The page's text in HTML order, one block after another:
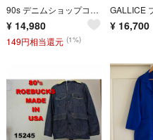
90s デニムショップコート ロングカバーオールオール ユニセックス レア
¥ 14,980
149円相当還元 (1%)
¥ 16,700